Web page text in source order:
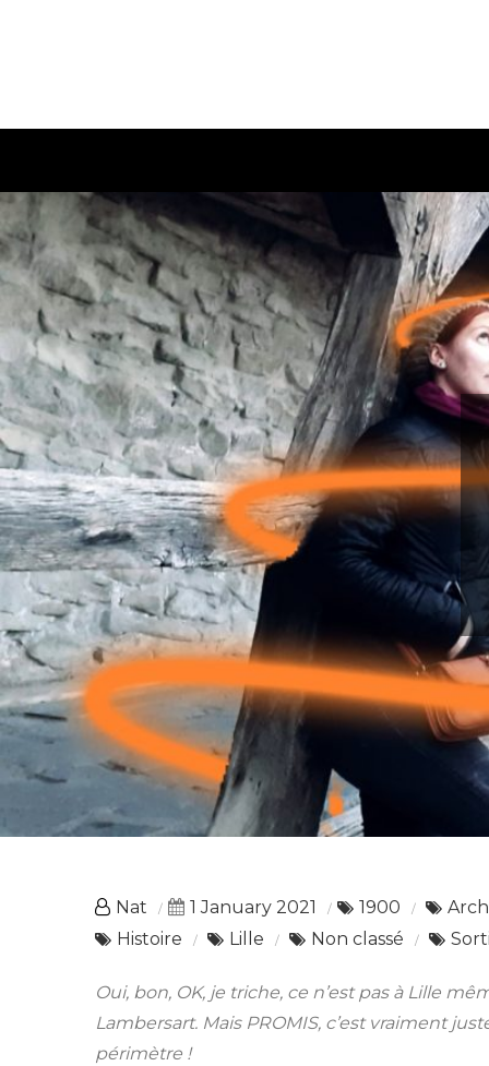
Nat 1 January 2021 1900
Histoire
Lille Non classé
Oui, bon, OK, je triche, ce n’est pas à Lille
Lambersart. Mais PROMIS, c’est vraiment
périmètre !